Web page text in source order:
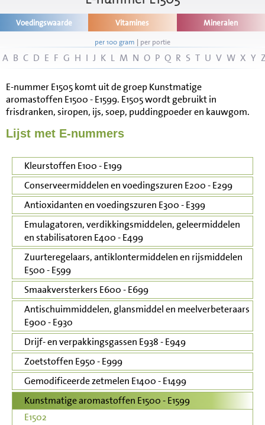
Disclaimer
Voedingswaarde Vitamines Mineralen
per 100 gram | per portie
A B C D E F G H I J K L M N O P Q R S T U V W X Y
E-nummer E1505 komt uit de groep Kunstmatige
aromastoffen E1500 - E1599. E1505 wordt gebruikt in
frisdranken, siropen, ijs, soep, puddingpoeder en kauwgom.
Lijst met E-nummers
Kleurstoffen E100 - E199
Conserveermiddelen en voedingszuren E200 - E299
Antioxidanten en voedingszuren E300 - E399
Emulagatoren, verdikkingsmiddelen, geleermiddelen
en stabilisatoren E400 - E499
Zuurteregelaars, antiklontermiddelen en rijsmiddelen
E500 - E599
Smaakversterkers E600 - E699
Antischuimmiddelen, glansmiddel en meelverbeteraars
E900 - E930
Drijf- en verpakkingsgassen E938 - E949
Zoetstoffen E950 - E999
Gemodificeerde zetmelen E1400 - E1499
Kunstmatige aromastoffen E1500 - E1599
E1502